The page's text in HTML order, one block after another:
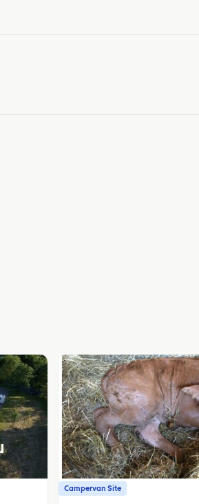
Campervan Site